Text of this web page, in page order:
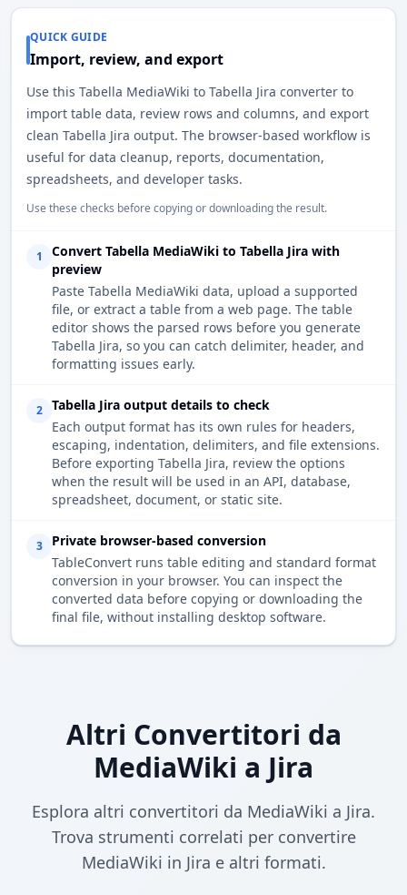
QUICK GUIDE
Import, review, and export
Use this Tabella MediaWiki to Tabella Jira converter to
import table data, review rows and columns, and export
clean Tabella Jira output. The browser-based workflow is
useful for data cleanup, reports, documentation,
spreadsheets, and developer tasks.
Use these checks before copying or downloading the result.
1
Convert Tabella MediaWiki to Tabella Jira with
preview
Paste Tabella MediaWiki data, upload a supported
file, or extract a table from a web page. The table
editor shows the parsed rows before you generate
Tabella Jira, so you can catch delimiter, header, and
formatting issues early.
2
Tabella Jira output details to check
Each output format has its own rules for headers,
escaping, indentation, delimiters, and file extensions.
Before exporting Tabella Jira, review the options
when the result will be used in an API, database,
spreadsheet, document, or static site.
3
Private browser-based conversion
TableConvert runs table editing and standard format
conversion in your browser. You can inspect the
converted data before copying or downloading the
final file, without installing desktop software.
Altri Convertitori da
MediaWiki a Jira
Esplora altri convertitori da MediaWiki a Jira.
Trova strumenti correlati per convertire
MediaWiki in Jira e altri formati.